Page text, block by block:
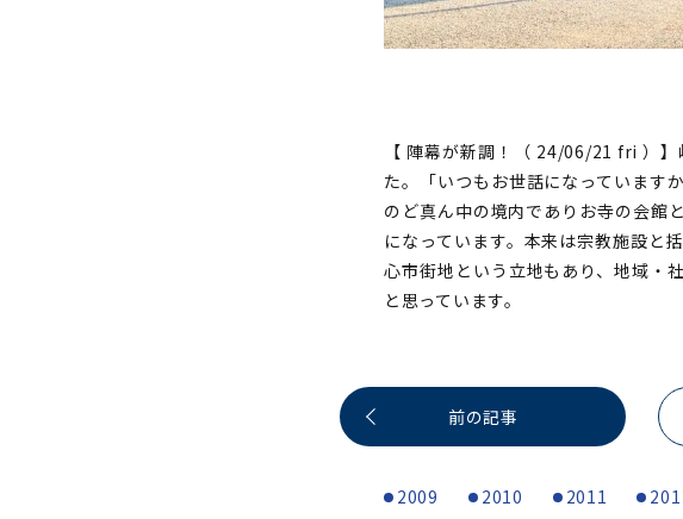
【 陣幕が新調！（ 24/06/21 fri ）
た。「いつもお世話になっています
のど真ん中の境内でありお寺の会館
になっています。本来は宗教施設と
心市街地という立地もあり、地域・
と思っています。
前の記事
2009 2010 2011